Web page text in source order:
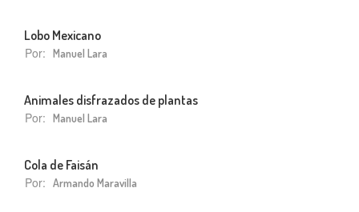
Lobo Mexicano
Por: Manuel Lara
Animales disfrazados de plantas
Por: Manuel Lara
Cola de Faisán
Por: Armando Maravilla